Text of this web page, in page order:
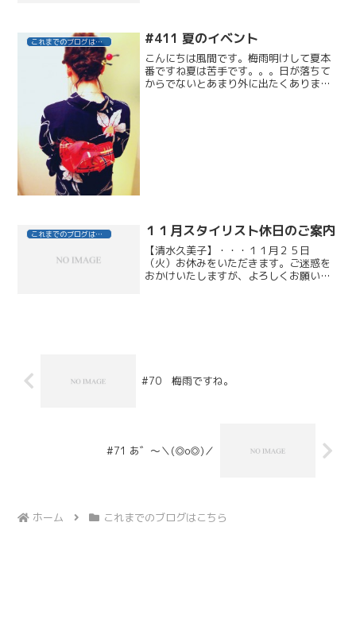
せていきます！みなさま今...
これまでのブログはこちら #411 夏のイベント
こんにちは風間です。梅雨明けして夏本
番ですね夏は苦手です。。。日が落ちて
からでないとあまり外に出たくありませ
これまでのブログはこちら １１月スタイリスト休日のご案内
【清水久美子】・・・１１月２５日
（火）お休みをいただきます。ご迷惑を
おかけいたしますが、よろしくお願いい
#70 梅雨ですね。
#71 あ゛～＼(◎o◎)／
ホーム これまでのブログはこちら